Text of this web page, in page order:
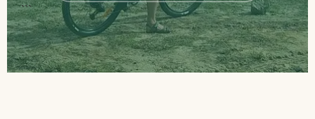
```